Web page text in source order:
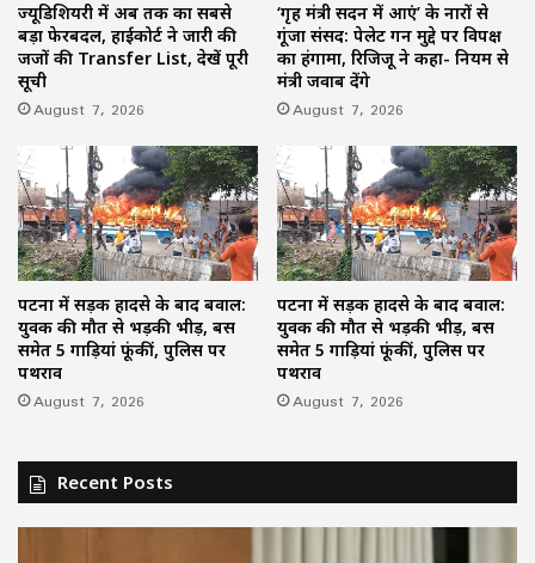
ज्यूडिशियरी में अब तक का सबसे
बड़ा फेरबदल, हाईकोर्ट ने जारी की
जजों की Transfer List, देखें पूरी
सूची
August 7, 2026
‘गृह मंत्री सदन में आएं’ के नारों से
गूंजा संसद: पेलेट गन मुद्दे पर विपक्ष
का हंगामा, रिजिजू ने कहा- नियम से
मंत्री जवाब देंगे
August 7, 2026
पटना में सड़क हादसे के बाद बवाल:
युवक की मौत से भड़की भीड़, बस
समेत 5 गाड़ियां फूंकीं, पुलिस पर
पथराव
August 7, 2026
पटना में सड़क हादसे के बाद बवाल:
युवक की मौत से भड़की भीड़, बस
समेत 5 गाड़ियां फूंकीं, पुलिस पर
पथराव
August 7, 2026
Recent Posts